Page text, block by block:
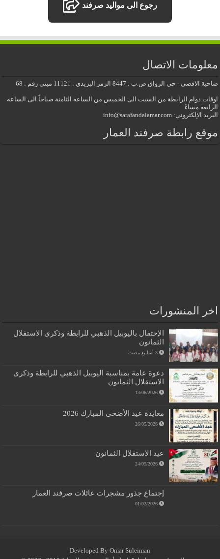
رجوع الى مواليد صرفند
معلومات الاتصال
ضاحية الاقصى - حي الرواق ص.ب : 8447 الرمز البريدي : 11121 مبنى رقم : 68
اوقات دوام الرابطة من السبت الى الخميس من الساعه الثامنة صباحاً الى الساعه
الرابعة مساءً
البريد الإلكتروني: info@sarafandalamar.com
موقع رابطة صرفند العمار
اخر المنشورات
الإحتفال باليوبيل الذهبي للرابطة وذكرى الاستقلال
الثمانون
‏3 أسابيع مضت
دعوة عامة بمناسبة اليوبيل الذهبي للرابطة وذكرى
الاستقلال الثمانون
13/06/2026
معايدة عيد الأضحى المبارك 2026
26/05/2026
عيد الاستقلال الثمانون
24/05/2026
إجتماع جذور مشجرات عائلات صرفند العمار
01/02/2026
Developed By Omar Suleiman